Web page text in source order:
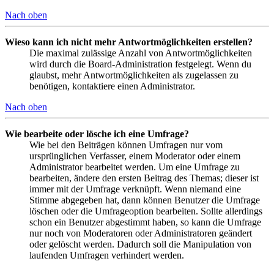
Nach oben
Wieso kann ich nicht mehr Antwortmöglichkeiten erstellen?
Die maximal zulässige Anzahl von Antwortmöglichkeiten
wird durch die Board-Administration festgelegt. Wenn du
glaubst, mehr Antwortmöglichkeiten als zugelassen zu
benötigen, kontaktiere einen Administrator.
Nach oben
Wie bearbeite oder lösche ich eine Umfrage?
Wie bei den Beiträgen können Umfragen nur vom
ursprünglichen Verfasser, einem Moderator oder einem
Administrator bearbeitet werden. Um eine Umfrage zu
bearbeiten, ändere den ersten Beitrag des Themas; dieser ist
immer mit der Umfrage verknüpft. Wenn niemand eine
Stimme abgegeben hat, dann können Benutzer die Umfrage
löschen oder die Umfrageoption bearbeiten. Sollte allerdings
schon ein Benutzer abgestimmt haben, so kann die Umfrage
nur noch von Moderatoren oder Administratoren geändert
oder gelöscht werden. Dadurch soll die Manipulation von
laufenden Umfragen verhindert werden.